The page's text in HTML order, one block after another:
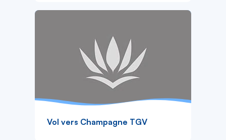
Vol vers Champagne TGV